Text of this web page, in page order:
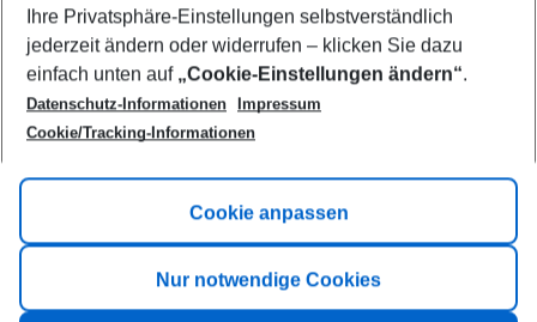
Footer
Footer navigation
Title A
Link A
Ihre Privatsphäre-Einstellungen selbstverständlich
jederzeit ändern oder widerrufen – klicken Sie dazu
einfach unten auf „Cookie-Einstellungen ändern“.
Datenschutz-Informationen
Impressum
Cookie/Tracking-Informationen
Cookie anpassen
Nur notwendige Cookies